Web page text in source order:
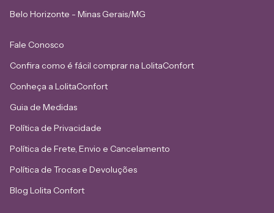
Belo Horizonte - Minas Gerais/MG
Fale Conosco
Confira como é fácil comprar na LolitaConfort
Conheça a LolitaConfort
Guia de Medidas
Política de Privacidade
Política de Frete, Envio e Cancelamento
Política de Trocas e Devoluções
Blog Lolita Confort